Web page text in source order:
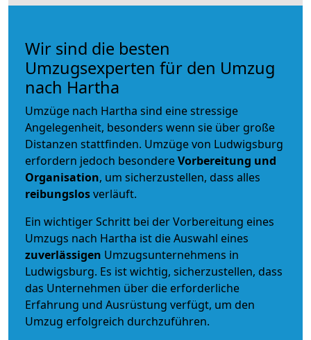
Wir sind die besten
Umzugsexperten für den Umzug
nach Hartha
Umzüge nach Hartha sind eine stressige
Angelegenheit, besonders wenn sie über große
Distanzen stattfinden. Umzüge von Ludwigsburg
erfordern jedoch besondereVorbereitung und
Organisation, um sicherzustellen, dass alles
reibungslosverläuft.
Ein wichtiger Schritt bei der Vorbereitung eines
Umzugs nach Hartha ist die Auswahl eines
zuverlässigen Umzugsunternehmens in
Ludwigsburg. Es ist wichtig, sicherzustellen, dass
das Unternehmen über die erforderliche
Erfahrung und Ausrüstung verfügt, um den
Umzug erfolgreich durchzuführen.